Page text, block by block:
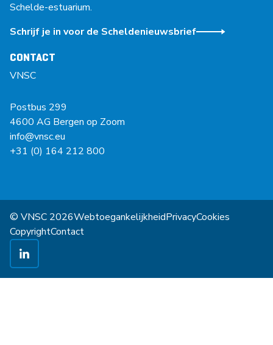
Schelde-estuarium.
Schrijf je in voor de Scheldenieuwsbrief
CONTACT
VNSC
Postbus 299
4600 AG Bergen op Zoom
info@vnsc.eu
+31 (0) 164 212 800
© VNSC 2026WebtoegankelijkheidPrivacyCookies
CopyrightContact